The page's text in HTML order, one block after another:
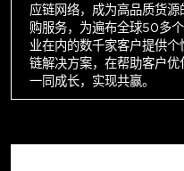
应链网络，成为高品质货
购服务，为遍布全球50多
业在内的数千家客户提供
链解决方案，在帮助客户
一同成长，实现共赢。